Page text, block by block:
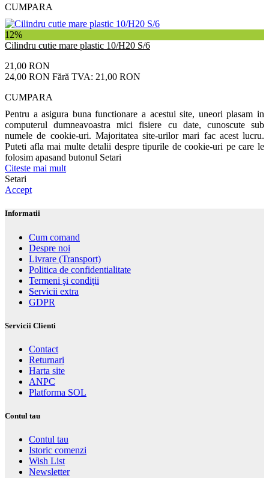
CUMPARA
12%
Cilindru cutie mare plastic 10/H20 S/6
21,00 RON
24,00 RON Fără TVA: 21,00 RON
CUMPARA
Pentru a asigura buna functionare a acestui site, uneori plasam in
computerul dumneavoastra mici fisiere cu date, cunoscute sub
numele de cookie-uri. Majoritatea site-urilor mari fac acest lucru.
Puteti afla mai multe detalii despre tipurile de cookie-uri pe care le
folosim apasand butonul Setari
Citeste mai mult
Setari
Accept
Informatii
Cum comand
Despre noi
Livrare (Transport)
Politica de confidentialitate
Termeni şi condiţii
Servicii extra
GDPR
Servicii Clienti
Contact
Returnari
Harta site
ANPC
Platforma SOL
Contul tau
Contul tau
Istoric comenzi
Wish List
Newsletter